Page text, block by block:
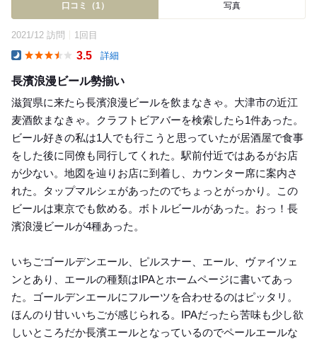
口コミ（1） 写真
2021/12 訪問 1回目
3.5 詳細
長濱浪漫ビール勢揃い
滋賀県に来たら長濱浪漫ビールを飲まなきゃ。大津市の近江
麦酒飲まなきゃ。クラフトビアバーを検索したら1件あった。
ビール好きの私は1人でも行こうと思っていたが居酒屋で食事
をした後に同僚も同行してくれた。駅前付近ではあるがお店
が少ない。地図を辿りお店に到着し、カウンター席に案内さ
れた。タップマルシェがあったのでちょっとがっかり。この
ビールは東京でも飲める。ボトルビールがあった。おっ！長
濱浪漫ビールが4種あった。
いちごゴールデンエール、ピルスナー、エール、ヴァイツェ
ンとあり、エールの種類はIPAとホームページに書いてあっ
た。ゴールデンエールにフルーツを合わせるのはピッタリ。
ほんのり甘いいちごが感じられる。IPAだったら苦味も少し欲
しいところだか長濱エールとなっているのでペールエールな